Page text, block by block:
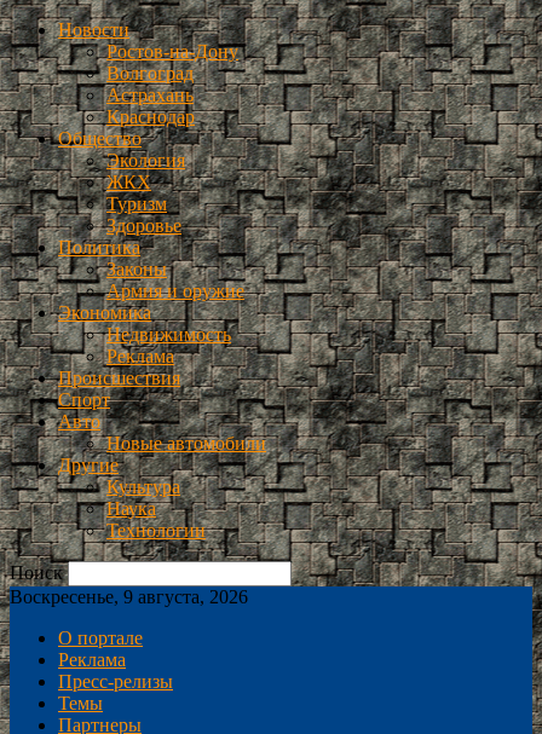
Новости
Ростов-на-Дону
Волгоград
Астрахань
Краснодар
Общество
Экология
ЖКХ
Туризм
Здоровье
Политика
Законы
Армия и оружие
Экономика
Недвижимость
Реклама
Происшествия
Спорт
Авто
Новые автомобили
Другие
Культура
Наука
Технологии
Поиск
Воскресенье, 9 августа, 2026
О портале
Реклама
Пресс-релизы
Темы
Партнеры